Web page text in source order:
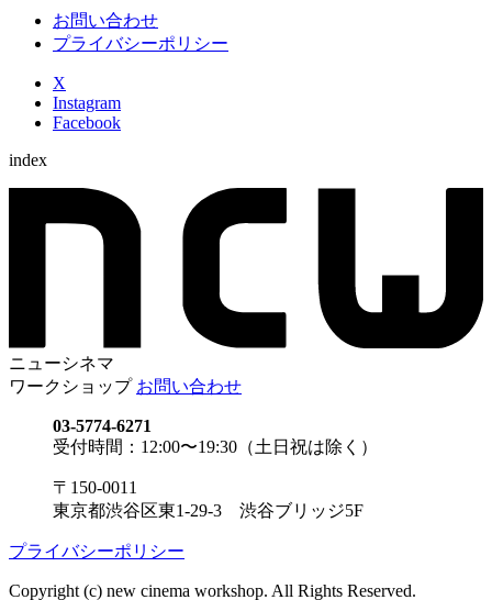
お問い合わせ
プライバシーポリシー
X
Instagram
Facebook
index
ニューシネマ
ワークショップ お問い合わせ
03-5774-6271
受付時間：12:00〜19:30（土日祝は除く）
〒150-0011
東京都渋谷区東1-29-3 渋谷ブリッジ5F
プライバシーポリシー
Copyright (c) new cinema workshop. All Rights Reserved.